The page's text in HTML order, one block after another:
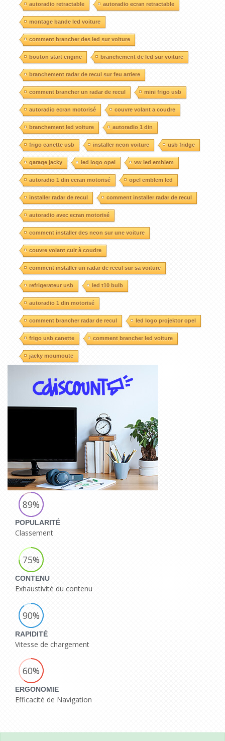
autoradio retractable autoradio ecran retractable
montage bande led voiture
comment brancher des led sur voiture
bouton start engine branchement de led sur voiture
branchement radar de recul sur feu arriere
comment brancher un radar de recul mini frigo usb
autoradio ecran motorisé couvre volant a coudre
branchement led voiture autoradio 1 din
frigo canette usb installer neon voiture usb fridge
garage jacky led logo opel vw led emblem
autoradio 1 din ecran motorisé opel emblem led
installer radar de recul comment installer radar de recul
autoradio avec ecran motorisé
comment installer des neon sur une voiture
couvre volant cuir à coudre
comment installer un radar de recul sur sa voiture
refrigerateur usb led t10 bulb
autoradio 1 din motorisé
comment brancher radar de recul led logo projektor opel
frigo usb canette comment brancher led voiture
jacky moumoute
89%
POPULARITÉ
Classement
75%
CONTENU
Exhaustivité du contenu
90%
RAPIDITÉ
Vitesse de chargement
60%
ERGONOMIE
Efficacité de Navigation